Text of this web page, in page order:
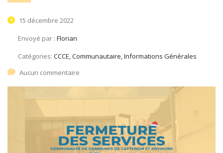
15 décembre 2022
Envoyé par : Florian
Catégories: CCCE, Communautaire, Informations Générales
Aucun commentaire